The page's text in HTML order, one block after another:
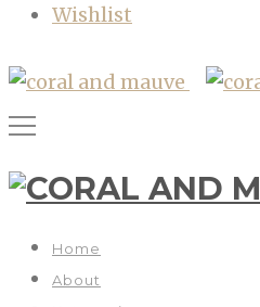
Wishlist
Home
About